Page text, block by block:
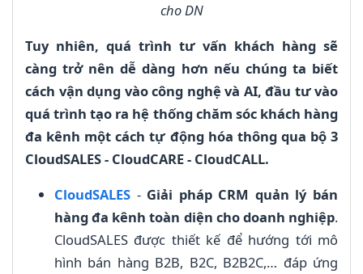
cho DN
Tuy nhiên, quá trình tư vấn khách hàng sẽ
càng trở nên dễ dàng hơn nếu chúng ta biết
cách vận dụng vào công nghệ và AI, đầu tư vào
quá trình tạo ra hệ thống chăm sóc khách hàng
đa kênh một cách tự động hóa thông qua bộ 3
CloudSALES - CloudCARE - CloudCALL.
CloudSALES - Giải pháp CRM quản lý bán
hàng đa kênh toàn diện cho doanh nghiệp.
CloudSALES được thiết kế để hướng tới mô
hình bán hàng B2B, B2C, B2B2C,… đáp ứng